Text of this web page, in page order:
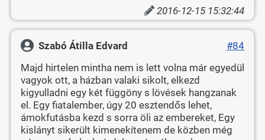
2016-12-15 15:32:44
Szabó Átilla Edvard
#84
Majd hirtelen mintha nem is lett volna már egyedül
vagyok ott, a házban valaki sikolt, elkezd
kigyulladni egy két függöny s lövések hangzanak
el. Egy fiatalember, úgy 20 esztendős lehet,
ámokfutásba kezd s sorra öli az embereket, Egy
kislányt sikerült kimenekítenem de közben még